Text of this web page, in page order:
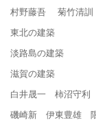
村野藤吾 菊竹清
東北の建築
淡路島の建築
滋賀の建築
白井晟一 柿沼守利
磯崎新 伊東豊雄